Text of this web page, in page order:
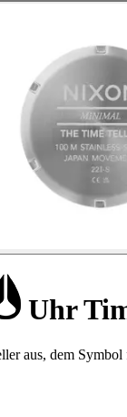
Uhr
aus, dem